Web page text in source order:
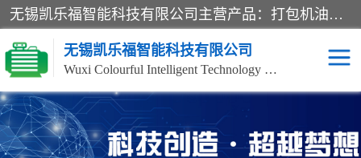
无锡凯乐福智能科技有限公司主营产品：打包机油泵、风冷式油冷却器、液压阀、液压泵、冷却器、过滤器及气动元器件。公司主导生产齿轮泵、齿轮马达、液压阀等产品。共计100多个系列、3000余种规格。覆盖了液压系统的动力元件、控制元件和执行元件，具备较强的成套供货、服务能力。
无锡凯乐福智能科技有限公司
Wuxi Colourful Intelligent Technology Co., Ltd
齿轮泵 机床冷却泵